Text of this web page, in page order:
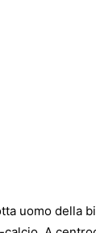
uomo della